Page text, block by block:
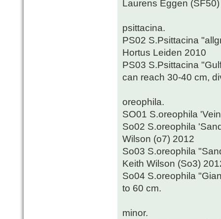
Laurens Eggen
psittacina.
PS02 S.Psittacina
Hortus Leiden 2010
PS03 S.Psittacina
can reach 30-40 cm,
oreophila.
SO01 S.oreophila
So02 S.oreophila
Wilson (o7) 2012
So03 S.oreophila
Keith Wilson (So3)
So04 S.oreophila
to 60 cm.
minor.